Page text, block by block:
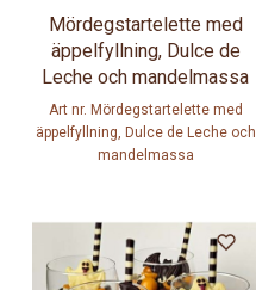
Mördegstartelette med
äppelfyllning, Dulce de
Leche och mandelmassa
Art nr. Mördegstartelette med
äppelfyllning, Dulce de Leche och
mandelmassa